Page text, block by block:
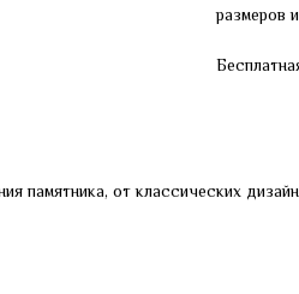
размеров
памятника, от классических